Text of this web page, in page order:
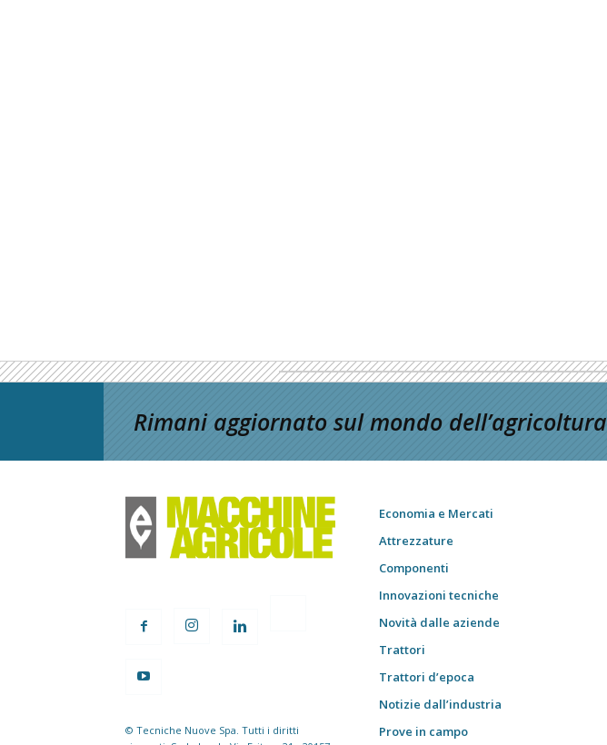
Rimani aggiornato sul mondo dell’agricoltura
© Tecniche Nuove Spa. Tutti i diritti
Economia e Mercati
Attrezzature
Componenti
Innovazioni tecniche
Novità dalle aziende
Trattori
Trattori d’epoca
Notizie dall’industria
Prove in campo